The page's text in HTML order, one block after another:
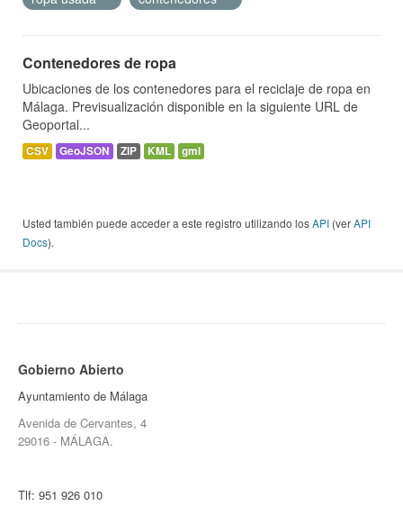
Contenedores de ropa
Ubicaciones de los contenedores para el reciclaje de ropa en
Málaga. Previsualización disponible en la siguiente URL de
Geoportal...
CSV GeoJSON ZIP KML gml
Usted también puede acceder a este registro utilizando losAPI (verAPI
Docs).
Gobierno Abierto
Ayuntamiento de Málaga
Avenida de Cervantes, 4
29016 - MÁLAGA.
Tlf: 951 926 010